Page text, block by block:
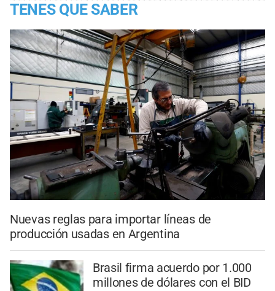
TENES QUE SABER
Nuevas reglas para importar líneas de
producción usadas en Argentina
Brasil firma acuerdo por 1.000
millones de dólares con el BID